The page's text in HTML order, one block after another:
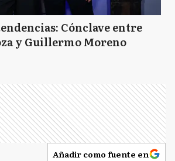
Cónclave entre
y Guillermo Moreno
Añadir como fuente en